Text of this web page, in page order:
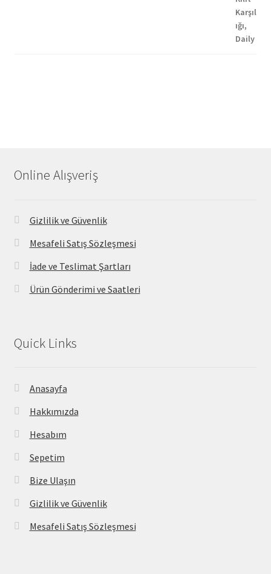
Online Alışveriş
Gizlilik ve Güvenlik
Mesafeli Satış Sözleşmesi
İade ve Teslimat Şartları
Ürün Gönderimi ve Saatleri
Quick Links
Anasayfa
Hakkımızda
Hesabım
Sepetim
Bize Ulaşın
Gizlilik ve Güvenlik
Mesafeli Satış Sözleşmesi